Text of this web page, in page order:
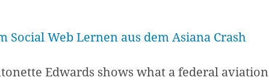
Edwards shows what a federal aviation